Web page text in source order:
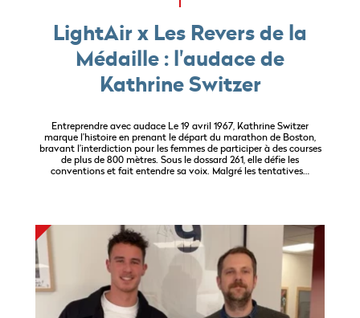
LightAir x Les Revers de la
Médaille : l'audace de
Kathrine Switzer
Entreprendre avec audace Le 19 avril 1967, Kathrine Switzer
marque l’histoire en prenant le départ du marathon de Boston,
bravant l’interdiction pour les femmes de participer à des courses
de plus de 800 mètres. Sous le dossard 261, elle défie les
conventions et fait entendre sa voix. Malgré les tentatives…